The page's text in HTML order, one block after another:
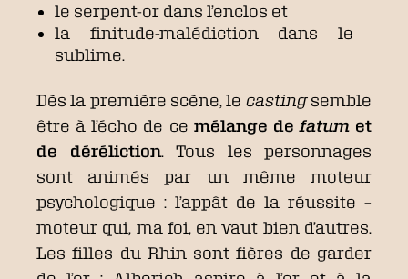
le serpent-or dans l’enclos et
la finitude-malédiction dans le
sublime.
Dès la première scène, le castingsemble
être à l’écho de ce mélange defatumet
de déréliction. Tous les personnages
sont animés par un même moteur
psychologique : l’appât de la réussite –
moteur qui, ma foi, en vaut bien d’autres.
Les filles du Rhin sont fières de garder